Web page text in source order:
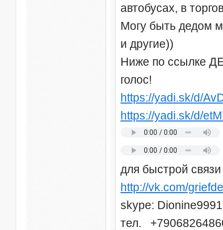
автобусах, в
Могу быть дедом
и другие))
Ниже по ссылке
голос!
https://yadi.sk/d/
https://yadi.sk/d/
для быстрой связи
http://vk.com/
skype: Dionine9991
тел.